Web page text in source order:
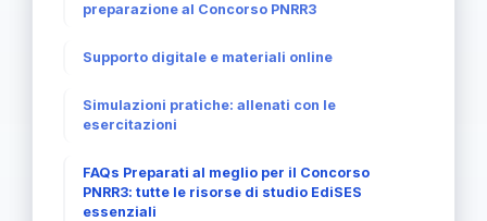
preparazione al Concorso PNRR3
Supporto digitale e materiali online
Simulazioni pratiche: allenati con le
esercitazioni
FAQs Preparati al meglio per il Concorso
PNRR3: tutte le risorse di studio EdiSES
essenziali